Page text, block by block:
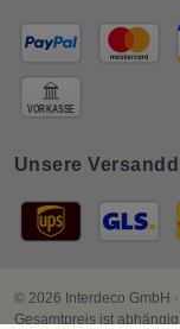
Unsere
© 2026 Interdeco GmbH
Gesamtpreis ist